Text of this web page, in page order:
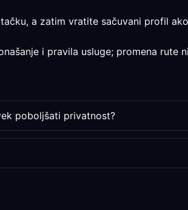
a zatim vratite sačuvani profil
i pravila usluge; promena rute
poboljšati privatnost?